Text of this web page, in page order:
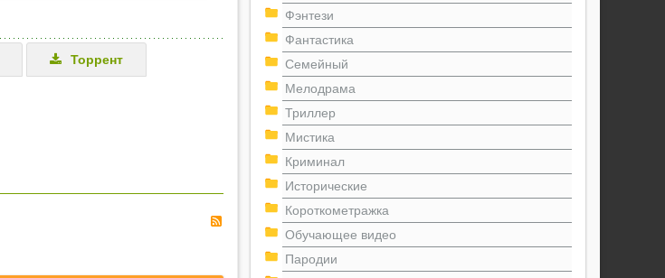
Торрент
Фэнтези
Фантастика
Семейный
Мелодрама
Триллер
Мистика
Криминал
Исторические
Короткометражка
Обучающее видео
Пародии